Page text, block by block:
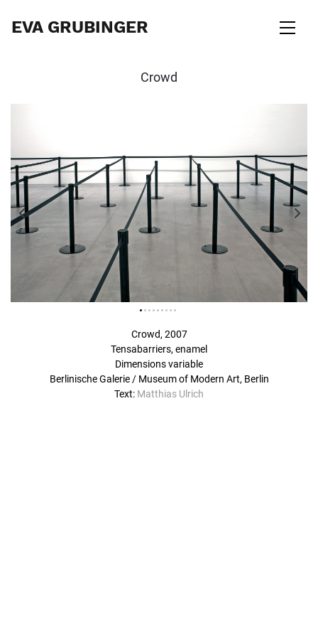
EVA GRUBINGER
Crowd
Crowd, 2007
Tensabarriers, enamel
Dimensions variable
Berlinische Galerie / Museum of Modern Art, Berlin
Text: Matthias Ulrich